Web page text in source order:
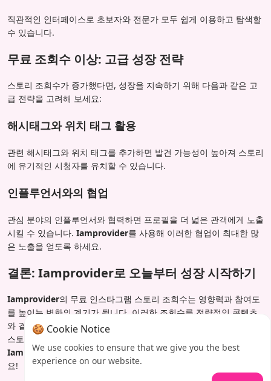
직관적인 인터페이스로 초보자와 전문가 모두 쉽게 이용하고 탐색할
수 있습니다.
무료 조회수 이상: 고급 성장 전략
스토리 조회수가 증가했다면, 성장을 지속하기 위해 다음과 같은 고
급 전략을 고려해 보세요:
해시태그와 위치 태그 활용
관련 해시태그와 위치 태그를 추가하면 발견 가능성이 높아져 스토리
에 유기적인 시청자를 유치할 수 있습니다.
인플루언서와의 협업
관심 분야의 인플루언서와 협력하면 프로필을 더 넓은 관객에게 노출
시킬 수 있습니다. Iamprovider를 사용해 이러한 협업이 최대한 많
은 노출을 얻도록 하세요.
결론: Iamprovider로 오늘부터 성장 시작하기
Iamprovider의 무료 인스타그램 스토리 조회수는 영향력과 참여도
를 높이는 변화의 계기가 됩니다. 이러한 조회수를 전략적인 콘텐츠
와 결합하면 인스타그램 존재감을 손쉽게 급성장시킬 수 있습니다.
스토리를 다음 단계로 끌어올릴 준비가 되셨나요?
Iamprovider에 가입하세요그리고 참여도가 치솟는 것을 지켜보세
요!
🍪 Cookie Notice
We use cookies to ensure that we give you the best
experience on our website.